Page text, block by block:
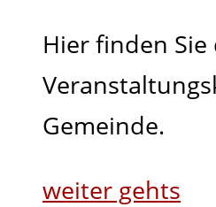
Hier finden Sie
Gemeinde.
weiter gehts